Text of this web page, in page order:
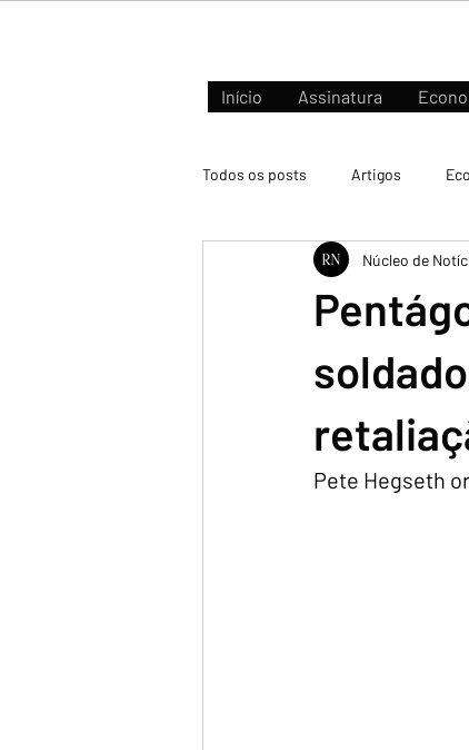
Início Assinatura
Todos os posts Artigos
Negócios e MercadosNúcleo de
Pete Hegseth